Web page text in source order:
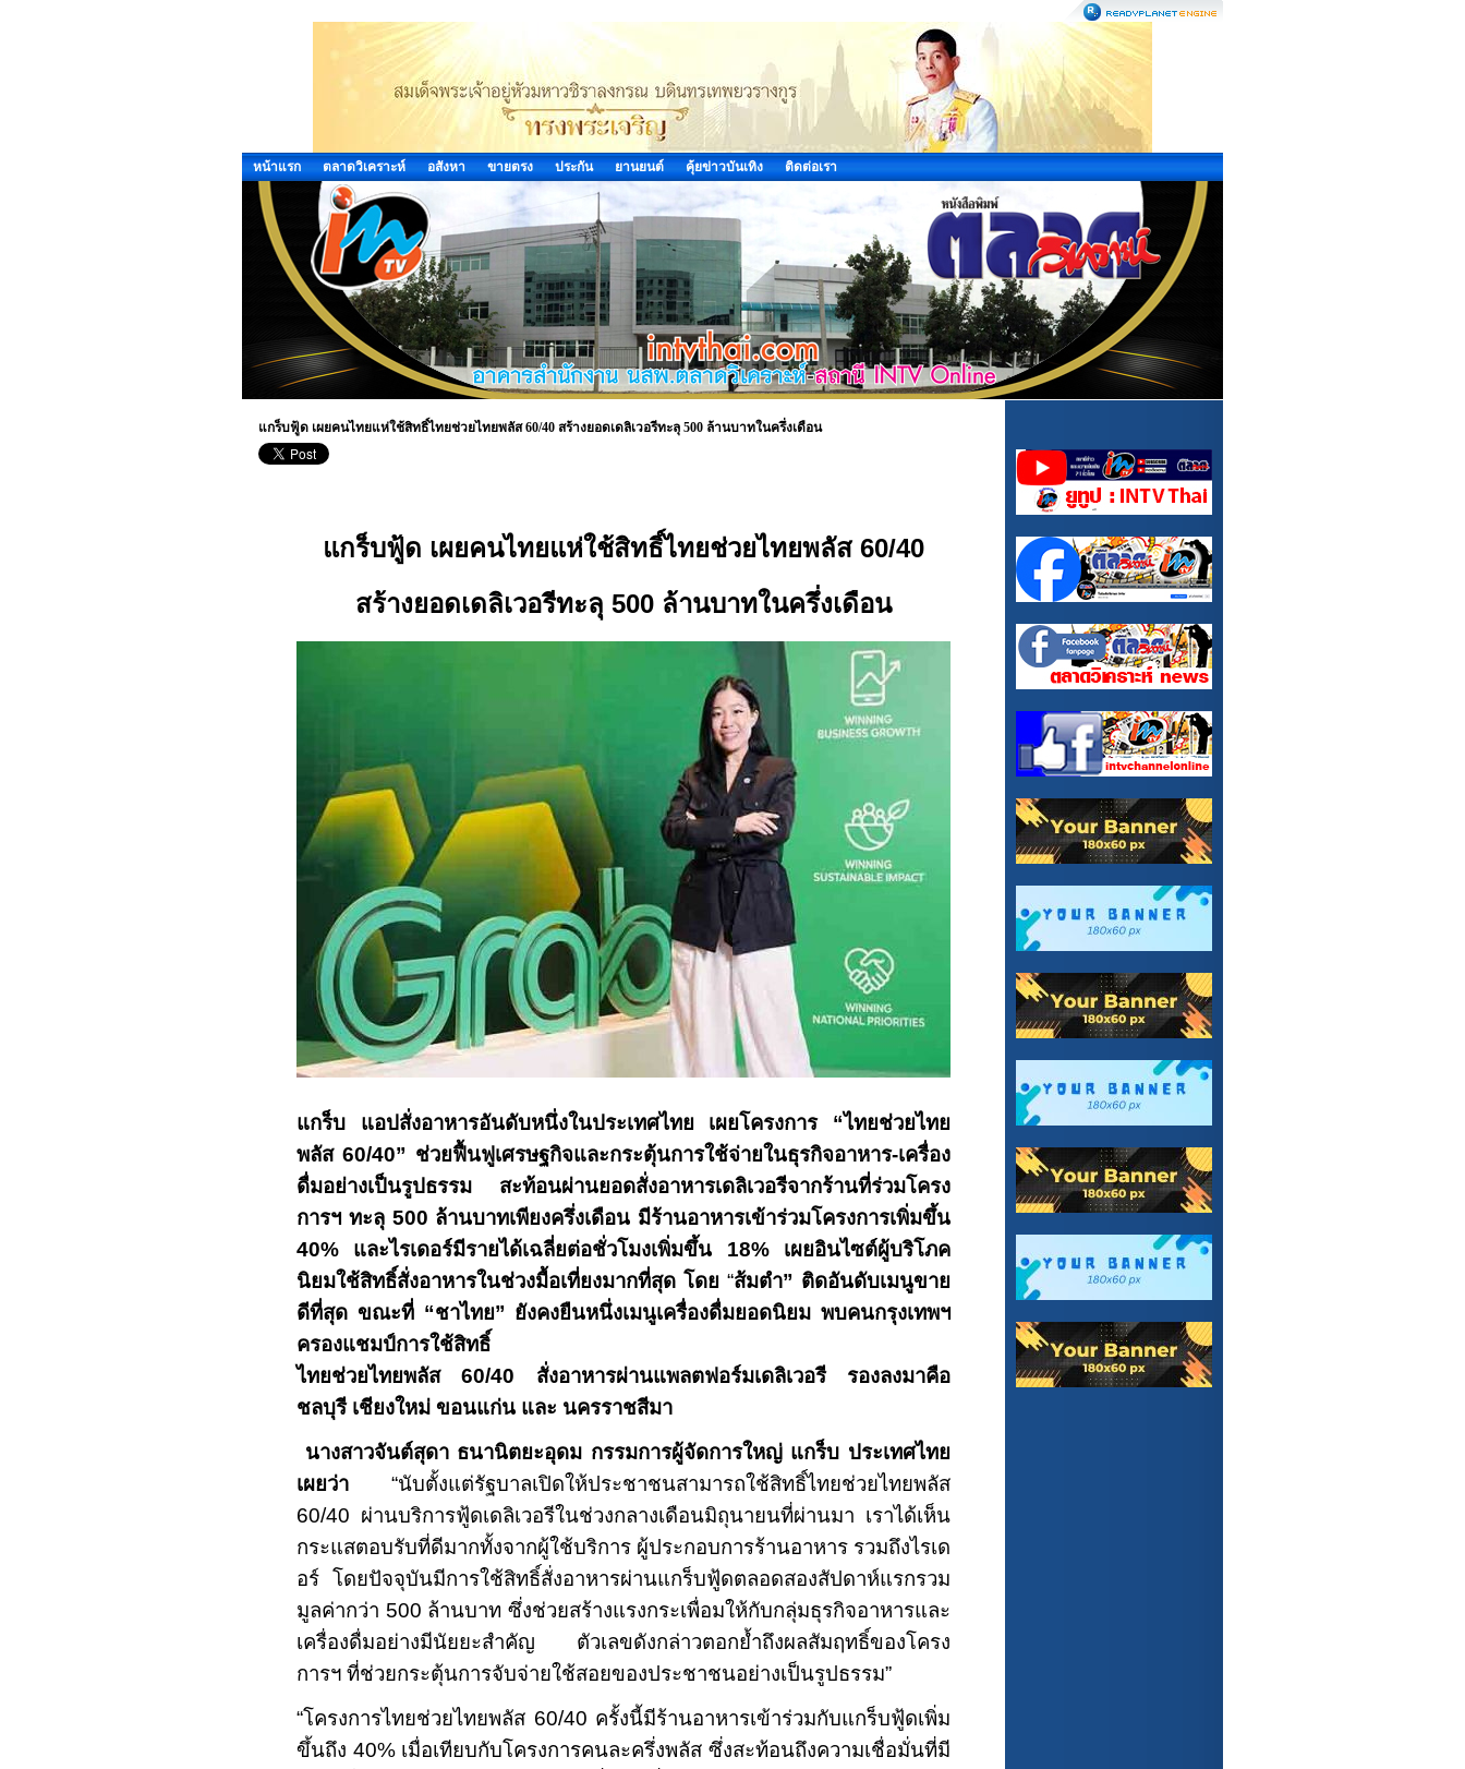
หน้าแรก ตลาดวิเคราะห์ อสังหา ขายตรง ประกัน ยานยนต์ คุ้ยข่าวบันเทิง ติดต่อเรา
แกร็บฟู้ด เผยคนไทยแห่ใช้สิทธิ์ไทยช่วยไทยพลัส 60/40 สร้างยอดเดลิเวอรีทะลุ 500 ล้านบาทในครึ่งเดือน
แกร็บฟู้ด เผยคนไทยแห่ใช้สิทธิ์ไทยช่วยไทยพลัส 60/40
สร้างยอดเดลิเวอรีทะลุ 500 ล้านบาทในครึ่งเดือน
แกร็บ แอปสั่งอาหารอันดับหนึ่งในประเทศไทย เผยโครงการ“ไทยช่วยไทย
พลัส 60/40” ช่วยฟื้นฟูเศรษฐกิจและกระตุ้นการใช้จ่ายในธุรกิจอาหาร-เครื่อง
ดื่มอย่างเป็นรูปธรรม สะท้อนผ่านยอดสั่งอาหารเดลิเวอรีจากร้านที่ร่วมโครง
การฯ ทะลุ 500 ล้านบาทเพียงครึ่งเดือน มีร้านอาหารเข้าร่วมโครงการเพิ่มขึ้น
40% และไรเดอร์มีรายได้เฉลี่ยต่อชั่วโมงเพิ่มขึ้น 18% เผยอินไซต์ผู้บริโภค
นิยมใช้สิทธิ์สั่งอาหารในช่วงมื้อเที่ยงมากที่สุด โดย “ส้มตำ” ติดอันดับเมนูขาย
ดีที่สุด ขณะที่“ชาไทย” ยังคงยืนหนึ่งเมนูเครื่องดื่มยอดนิยม พบคนกรุงเทพฯ
ครองแชมป์การใช้สิทธิ์
ไทยช่วยไทยพลัส60/40 สั่งอาหารผ่านแพลตฟอร์มเดลิเวอรี รองลงมาคือ
ชลบุรี เชียงใหม่ ขอนแก่น และ นครราชสีมา
นางสาวจันต์สุดา ธนานิตยะอุดม กรรมการผู้จัดการใหญ่ แกร็บ ประเทศไทย
เผยว่า “นับตั้งแต่รัฐบาลเปิดให้ประชาชนสามารถใช้สิทธิ์ไทยช่วยไทยพลัส
60/40 ผ่านบริการฟู้ดเดลิเวอรีในช่วงกลางเดือนมิถุนายนที่ผ่านมา เราได้เห็น
กระแสตอบรับที่ดีมากทั้งจากผู้ใช้บริการ ผู้ประกอบการร้านอาหาร รวมถึงไรเด
อร์ โดยปัจจุบันมีการใช้สิทธิ์สั่งอาหารผ่านแกร็บฟู้ดตลอดสองสัปดาห์แรกรวม
มูลค่ากว่า 500 ล้านบาท ซึ่งช่วยสร้างแรงกระเพื่อมให้กับกลุ่มธุรกิจอาหารและ
เครื่องดื่มอย่างมีนัยยะสำคัญ ตัวเลขดังกล่าวตอกย้ำถึงผลสัมฤทธิ์ของโครง
การฯ ที่ช่วยกระตุ้นการจับจ่ายใช้สอยของประชาชนอย่างเป็นรูปธรรม”
“โครงการไทยช่วยไทยพลัส 60/40 ครั้งนี้มีร้านอาหารเข้าร่วมกับแกร็บฟู้ดเพิ่ม
ขึ้นถึง 40% เมื่อเทียบกับโครงการคนละครึ่งพลัส ซึ่งสะท้อนถึงความเชื่อมั่นที่มี